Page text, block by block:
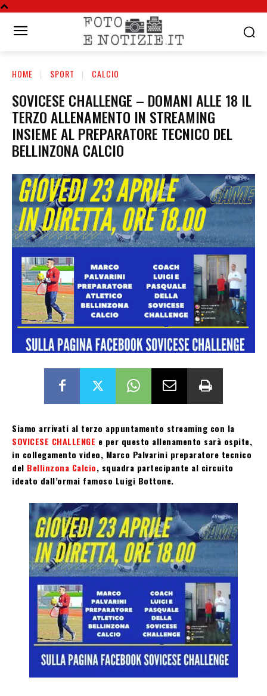
HOME SPORT CALCIO
SOVICESE CHALLENGE – DOMANI ALLE 18 IL
TERZO ALLENAMENTO IN STREAMING
INSIEME AL PREPARATORE TECNICO DEL
BELLINZONA CALCIO
Siamo arrivati al terzo appuntamento streaming con la
SOVICESE CHALLENGE e per questo allenamento sarà ospite,
in collegamento video, Marco Palvarini preparatore tecnico
del Bellinzona Calcio, squadra partecipante al circuito
ideato dall’ormai famoso Luigi Bottone.